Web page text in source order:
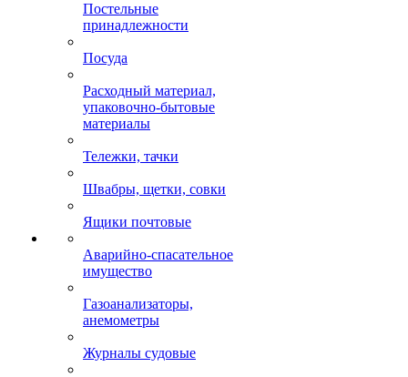
Постельные
принадлежности
Посуда
Расходный материал,
упаковочно-бытовые
материалы
Тележки, тачки
Швабры, щетки, совки
Ящики почтовые
Аварийно-спасательное
имущество
Газоанализаторы,
анемометры
Журналы судовые